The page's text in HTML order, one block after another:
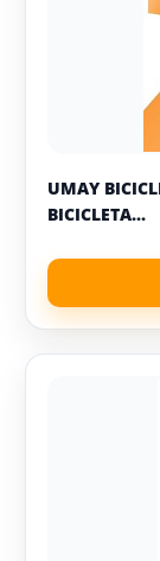
UMAY
BICICLETA...